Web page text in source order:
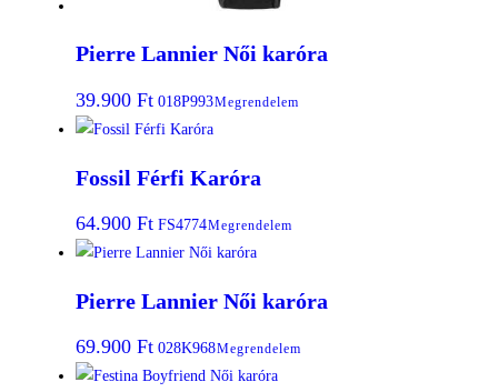
Pierre Lannier Női karóra
39.900 Ft 018P993Megrendelem
Fossil Férfi Karóra
64.900 Ft FS4774Megrendelem
Pierre Lannier Női karóra
69.900 Ft 028K968Megrendelem